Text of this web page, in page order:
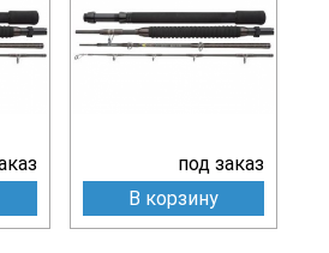
под заказ
В корзину